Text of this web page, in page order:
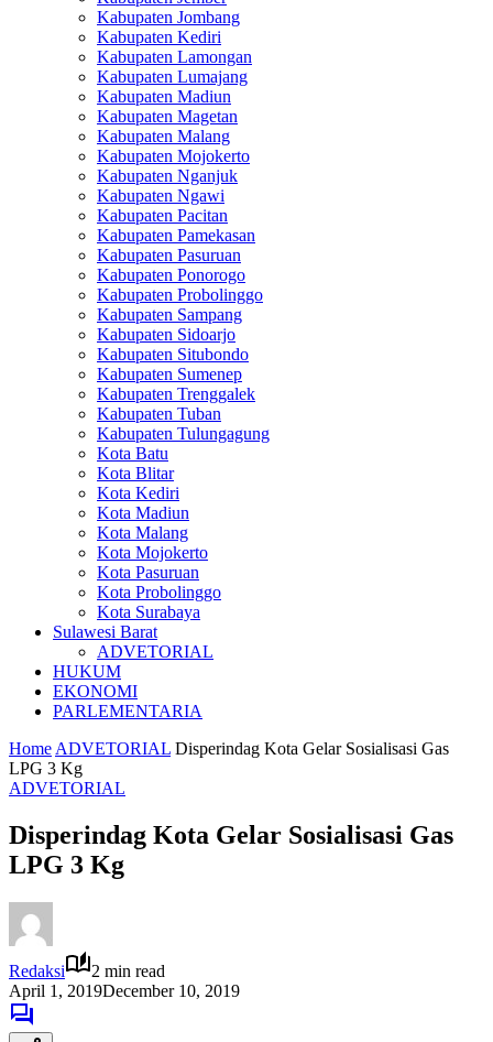
Kabupaten Jombang
Kabupaten Kediri
Kabupaten Lamongan
Kabupaten Lumajang
Kabupaten Madiun
Kabupaten Magetan
Kabupaten Malang
Kabupaten Mojokerto
Kabupaten Nganjuk
Kabupaten Ngawi
Kabupaten Pacitan
Kabupaten Pamekasan
Kabupaten Pasuruan
Kabupaten Ponorogo
Kabupaten Probolinggo
Kabupaten Sampang
Kabupaten Sidoarjo
Kabupaten Situbondo
Kabupaten Sumenep
Kabupaten Trenggalek
Kabupaten Tuban
Kabupaten Tulungagung
Kota Batu
Kota Blitar
Kota Kediri
Kota Madiun
Kota Malang
Kota Mojokerto
Kota Pasuruan
Kota Probolinggo
Kota Surabaya
Sulawesi Barat
ADVETORIAL
HUKUM
EKONOMI
PARLEMENTARIA
Home ADVETORIAL Disperindag Kota Gelar Sosialisasi Gas
LPG 3 Kg
ADVETORIAL
Disperindag Kota Gelar Sosialisasi Gas
LPG 3 Kg
Redaksi
2 min read
April 1, 2019December 10, 2019